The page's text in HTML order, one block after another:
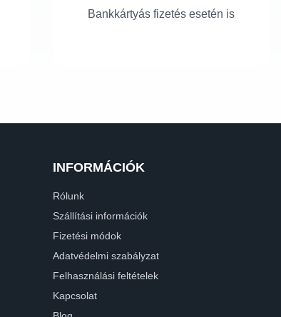
Bankkártyás fizetés esetén is
INFORMÁCIÓK
Rólunk
Szállítási információk
Fizetési módok
Adatvédelmi szabályzat
Felhasználási feltételek
Kapcsolat